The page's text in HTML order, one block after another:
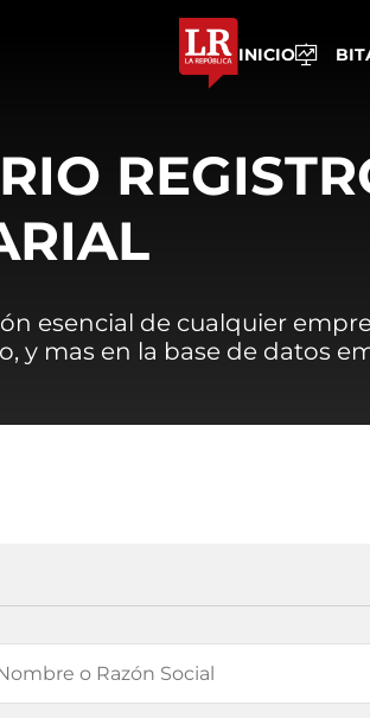
INICIO
esencial de cualquier
y mas en la base de datos